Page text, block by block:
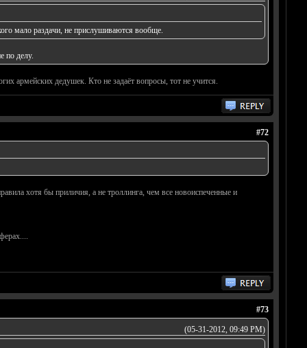
мало раздачи, не прислушиваются вообще.
по делу.
армейских дедушек. Кто не задаёт вопросы, тот не учится.
#72
хотя бы приличия, а не троллинга, чем все новоиспеченные и
#73
(05-31-2012, 09:49 PM)